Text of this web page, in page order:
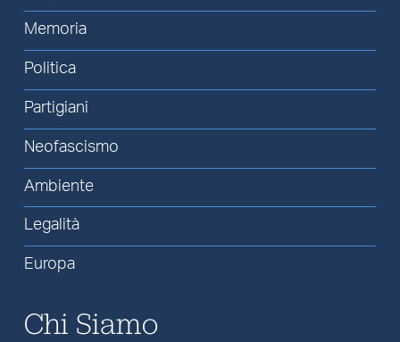
Memoria
Politica
Partigiani
Neofascismo
Ambiente
Legalità
Europa
Chi Siamo